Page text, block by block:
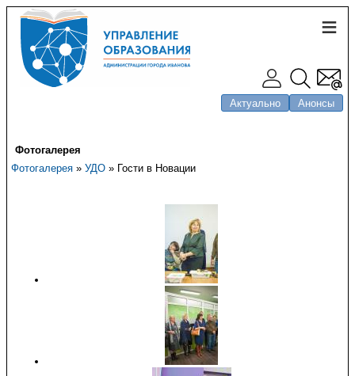
Актуально Анонсы
Фотогалерея
Фотогалерея » УДО » Гости в Новации